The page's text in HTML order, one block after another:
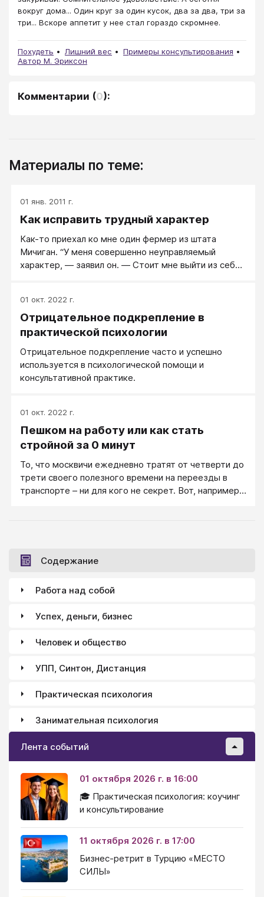
вокруг дома... Один круг за один кусок, два за два, три за
три... Вскоре аппетит у нее стал гораздо скромнее.
Похудеть Лишний вес
Примеры консультирования
Автор М. Эриксон
Комментарии (0):
Материалы по теме:
01 янв. 2011 г.
Как исправить трудный характер
Как-то приехал ко мне один фермер из штата
Мичиган. “У меня совершенно неуправляемый
характер, — заявил он. — Стоит мне выйти из себя,
сколько пощечин я раздал дочерям и сыновьям —
не счесть. Такой у меня характер, не владею
собой”.
01 окт. 2022 г.
Отрицательное подкрепление в
практической психологии
Отрицательное подкрепление часто и успешно
используется в психологической помощи и
консультативной практике.
01 окт. 2022 г.
Пешком на работу или как стать
стройной за 0 минут
То, что москвичи ежедневно тратят от четверти до
трети своего полезного времени на переезды в
транспорте – ни для кого не секрет. Вот, например,
Содержание
Работа над собой
Успех, деньги, бизнес
Человек и общество
УПП, Синтон, Дистанция
Практическая психология
Занимательная психология
Лента событий
01 октября 2026 г. в 16:00
🎓 Практическая психология: коучинг
и консультирование
11 октября 2026 г. в 17:00
Бизнес-ретрит в Турцию «МЕСТО
СИЛЫ»